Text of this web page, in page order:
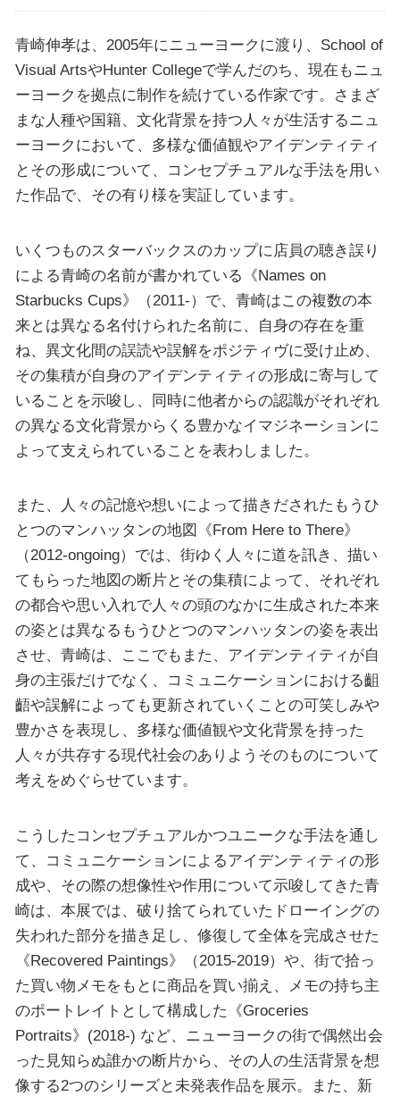
青崎伸孝は、2005年にニューヨークに渡り、School of
Visual ArtsやHunter Collegeで学んだのち、現在もニュ
ーヨークを拠点に制作を続けている作家です。さまざ
まな人種や国籍、文化背景を持つ人々が生活するニュ
ーヨークにおいて、多様な価値観やアイデンティティ
とその形成について、コンセプチュアルな手法を用い
た作品で、その有り様を実証しています。
いくつものスターバックスのカップに店員の聴き誤り
による青崎の名前が書かれている《Names on
Starbucks Cups》（2011-）で、青崎はこの複数の本
来とは異なる名付けられた名前に、自身の存在を重
ね、異文化間の誤読や誤解をポジティヴに受け止め、
その集積が自身のアイデンティティの形成に寄与して
いることを示唆し、同時に他者からの認識がそれぞれ
の異なる文化背景からくる豊かなイマジネーションに
よって支えられていることを表わしました。
また、人々の記憶や想いによって描きだされたもうひ
とつのマンハッタンの地図《From Here to There》
（2012-ongoing）では、街ゆく人々に道を訊き、描い
てもらった地図の断片とその集積によって、それぞれ
の都合や思い入れで人々の頭のなかに生成された本来
の姿とは異なるもうひとつのマンハッタンの姿を表出
させ、青崎は、ここでもまた、アイデンティティが自
身の主張だけでなく、コミュニケーションにおける齟
齬や誤解によっても更新されていくことの可笑しみや
豊かさを表現し、多様な価値観や文化背景を持った
人々が共存する現代社会のありようそのものについて
考えをめぐらせています。
こうしたコンセプチュアルかつユニークな手法を通し
て、コミュニケーションによるアイデンティティの形
成や、その際の想像性や作用について示唆してきた青
崎は、本展では、破り捨てられていたドローイングの
失われた部分を描き足し、修復して全体を完成させた
《Recovered Paintings》（2015-2019）や、街で拾っ
た買い物メモをもとに商品を買い揃え、メモの持ち主
のポートレイトとして構成した《Groceries
Portraits》(2018-) など、ニューヨークの街で偶然出会
った見知らぬ誰かの断片から、その人の生活背景を想
像する2つのシリーズと未発表作品を展示。また、新